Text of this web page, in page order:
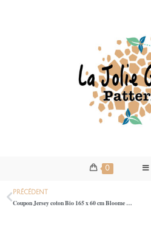
0
PRÉCÉDENT
Coupon Jersey coton Bio 165 x 60 cm Bloome Copenhagen bleu canard